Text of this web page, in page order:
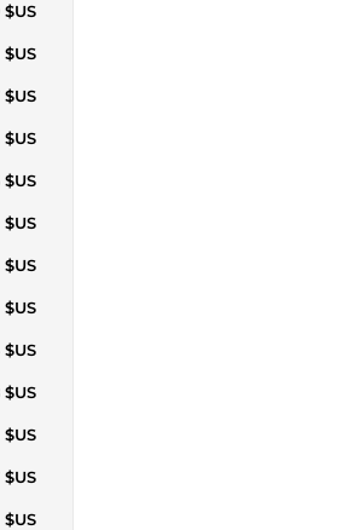
$US
$US
$US
$US
$US
$US
$US
$US
$US
$US